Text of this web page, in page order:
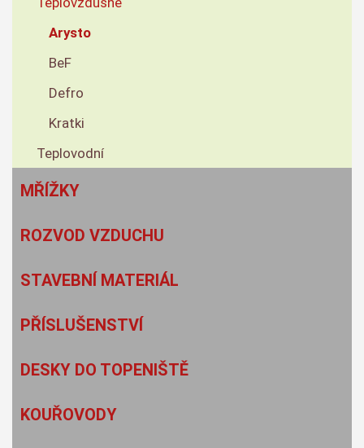
Arysto
BeF
Defro
Kratki
Teplovodní
MŘÍŽKY
ROZVOD VZDUCHU
STAVEBNÍ MATERIÁL
PŘÍSLUŠENSTVÍ
DESKY DO TOPENIŠTĚ
KOUŘOVODY